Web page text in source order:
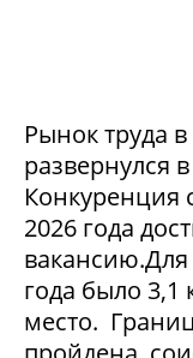
Рынок труда
развернулся
Конкуренция
2026 года
года было 3,1
место.